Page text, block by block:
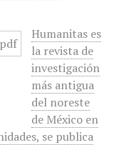
Humanitas es
la revista de
investigación
más antigua
del noreste
de México en
se publica